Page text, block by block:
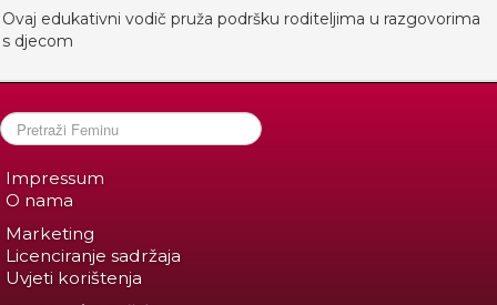
Ovaj edukativni vodič pruža podršku roditeljima u razgovorima
s djecom
Impressum
O nama
Marketing
Licenciranje sadržaja
Uvjeti korištenja